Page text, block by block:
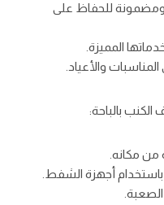
للحفاظ على
المميزة.
والأعياد.
بالباحة:
من مكانه.
باستخدام أجهزة الشفط.
الصعبة.